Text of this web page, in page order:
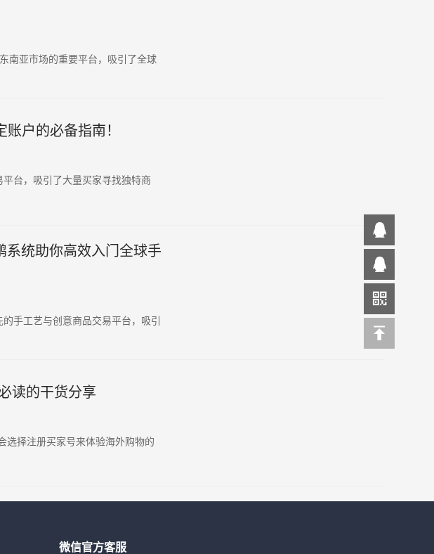
南亚市场的重要平台，吸引了全球
户的必备指南！
台，吸引了大量买家寻找独特商
系统助你高效入门全球手
手工艺与创意商品交易平台，吸引
读的干货分享
选择注册买家号来体验海外购物的
微信官方客服